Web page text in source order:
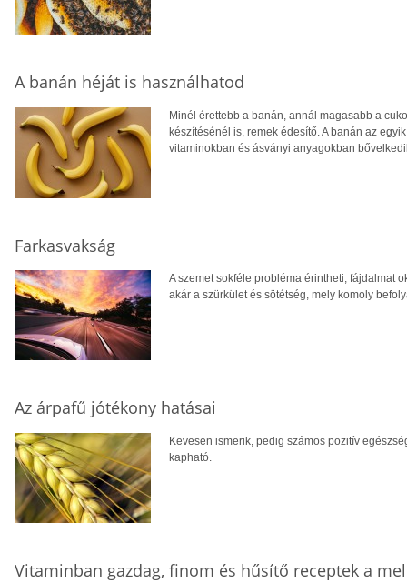
A banán héját is használhatod
Minél érettebb a banán, annál magasabb a
készítésénél is, remek édesítő. A banán az
vitaminokban és ásványi anyagokban
Farkasvakság
A szemet sokféle probléma érintheti, fájdalmat
akár a szürkület és sötétség, mely komoly
Az árpafű jótékony hatásai
Kevesen ismerik, pedig számos pozitív
kapható.
Vitaminban gazdag, finom és hűsítő receptek a